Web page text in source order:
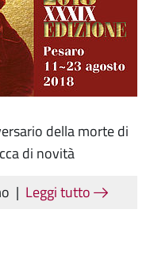
della morte di
di novità
| Leggi tutto